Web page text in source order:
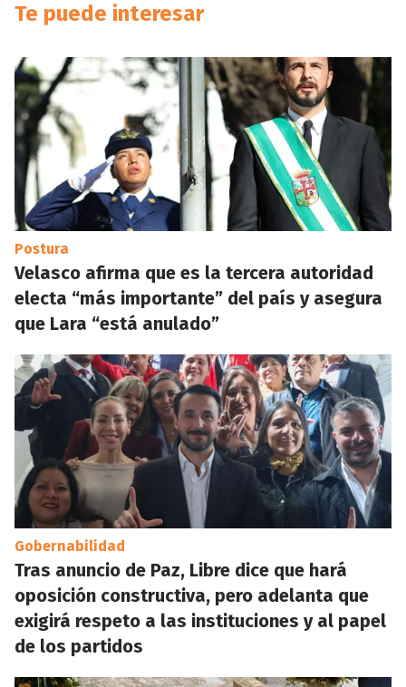
Te puede interesar
Postura
Velasco afirma que es la tercera autoridad
electa “más importante” del país y asegura
que Lara “está anulado”
Gobernabilidad
Tras anuncio de Paz, Libre dice que hará
oposición constructiva, pero adelanta que
exigirá respeto a las instituciones y al papel
de los partidos